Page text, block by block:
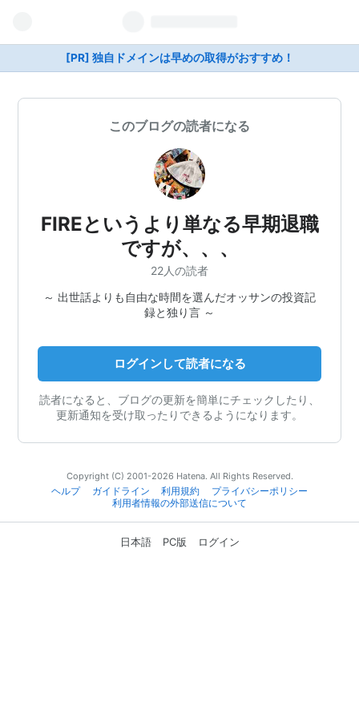
[PR] 独自ドメインは早めの取得がおすすめ！
このブログの読者になる
FIREというより単なる早期退職
ですが、、、
22人の読者
～ 出世話よりも自由な時間を選んだオッサンの投資記
録と独り言 ～
ログインして読者になる
読者になると、ブログの更新を簡単にチェックしたり、
更新通知を受け取ったりできるようになります。
Copyright (C) 2001-2026 Hatena. All Rights Reserved.
ヘルプ
ガイドライン 利用規約
プライバシーポリシー
利用者情報の外部送信について
日本語 PC版 ログイン